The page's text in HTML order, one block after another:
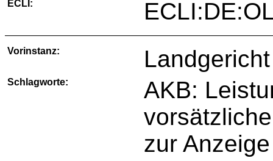
ECLI:
Vorinstanz:
Schlagworte:
AKB:
zur